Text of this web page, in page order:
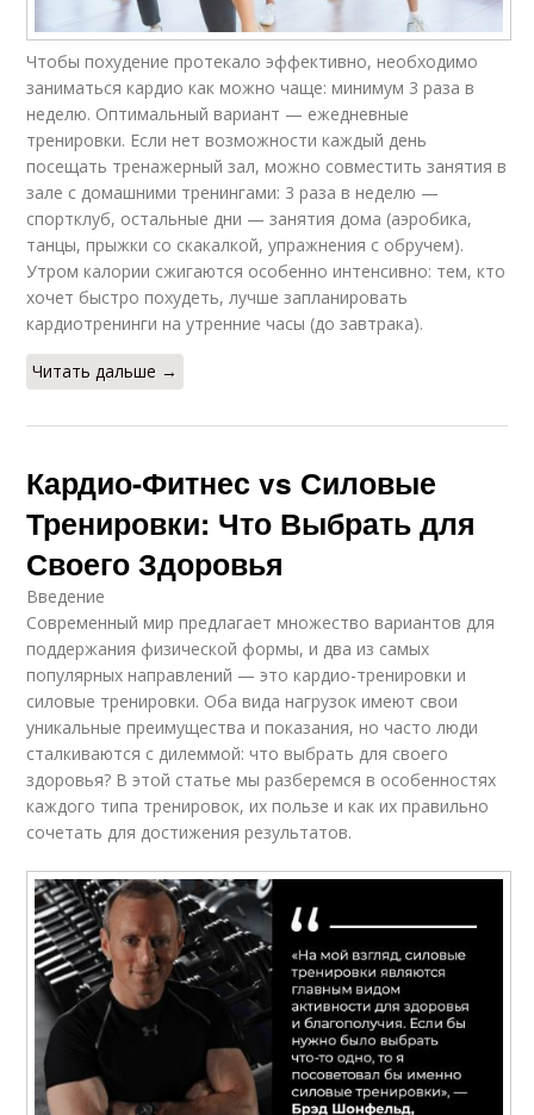
Чтобы похудение протекало эффективно, необходимо
заниматься кардио как можно чаще: минимум 3 раза в
неделю. Оптимальный вариант — ежедневные
тренировки. Если нет возможности каждый день
посещать тренажерный зал, можно совместить занятия в
зале с домашними тренингами: 3 раза в неделю —
спортклуб, остальные дни — занятия дома (аэробика,
танцы, прыжки со скакалкой, упражнения с обручем).
Утром калории сжигаются особенно интенсивно: тем, кто
хочет быстро похудеть, лучше запланировать
кардиотренинги на утренние часы (до завтрака).
Читать дальше →
Кардио-Фитнес vs Силовые
Тренировки: Что Выбрать для
Своего Здоровья
Введение
Современный мир предлагает множество вариантов для
поддержания физической формы, и два из самых
популярных направлений — это кардио-тренировки и
силовые тренировки. Оба вида нагрузок имеют свои
уникальные преимущества и показания, но часто люди
сталкиваются с дилеммой: что выбрать для своего
здоровья? В этой статье мы разберемся в особенностях
каждого типа тренировок, их пользе и как их правильно
сочетать для достижения результатов.